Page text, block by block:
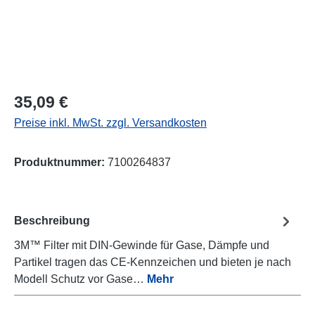
Regulärer Preis:
35,09 €
Preise inkl. MwSt. zzgl. Versandkosten
Produktnummer: 7100264837
Beschreibung
3M™ Filter mit DIN-Gewinde für Gase, Dämpfe und
Partikel tragen das CE-Kennzeichen und bieten je nach
Modell Schutz vor Gase… Mehr